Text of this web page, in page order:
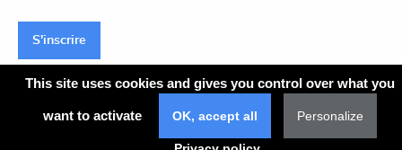
S'inscrire
This site uses cookies and gives you control over what you
want to activate OK, accept all Personalize